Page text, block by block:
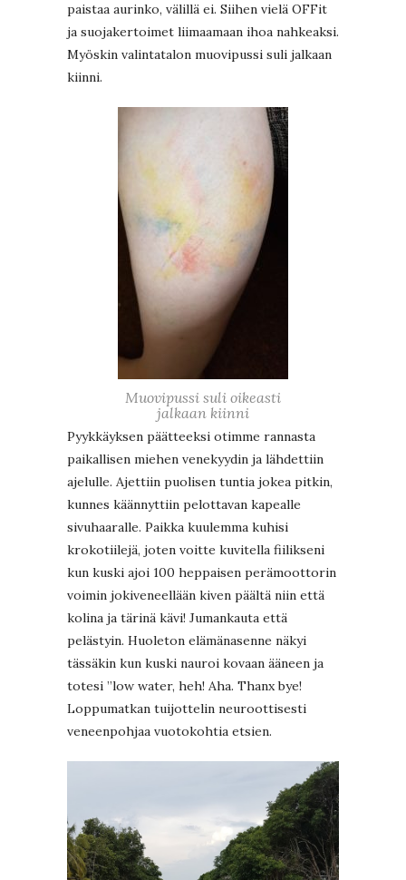
paistaa aurinko, välillä ei. Siihen vielä OFFit
ja suojakertoimet liimaamaan ihoa nahkeaksi.
Myöskin valintatalon muovipussi suli jalkaan
kiinni.
Muovipussi suli oikeasti
jalkaan kiinni
Pyykkäyksen päätteeksi otimme rannasta
paikallisen miehen venekyydin ja lähdettiin
ajelulle. Ajettiin puolisen tuntia jokea pitkin,
kunnes käännyttiin pelottavan kapealle
sivuhaaralle. Paikka kuulemma kuhisi
krokotiilejä, joten voitte kuvitella fiilikseni
kun kuski ajoi 100 heppaisen perämoottorin
voimin jokiveneellään kiven päältä niin että
kolina ja tärinä kävi! Jumankauta että
pelästyin. Huoleton elämänasenne näkyi
tässäkin kun kuski nauroi kovaan ääneen ja
totesi ”low water, heh! Aha. Thanx bye!
Loppumatkan tuijottelin neuroottisesti
veneenpohjaa vuotokohtia etsien.